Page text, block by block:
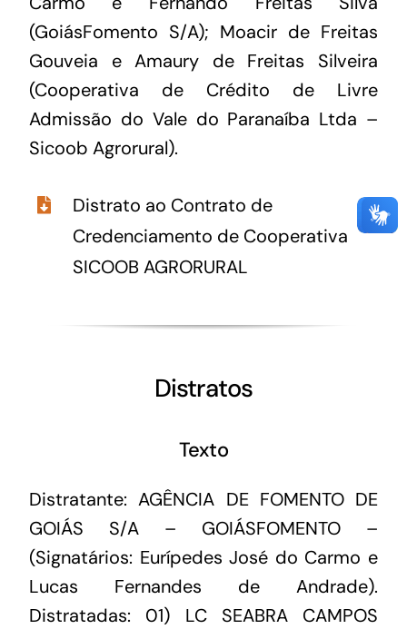
(GoiásFomento S/A); Moacir de Freitas
Gouveia e Amaury de Freitas Silveira
(Cooperativa de Crédito de Livre
Admissão do Vale do Paranaíba Ltda –
Sicoob Agrorural).
Distrato ao Contrato de
Credenciamento de Cooperativa
SICOOB AGRORURAL
Distratos
Texto
Distratante: AGÊNCIA DE FOMENTO DE
GOIÁS S/A – GOIÁSFOMENTO –
(Signatários: Eurípedes José do Carmo e
Lucas Fernandes de Andrade).
Distratadas: 01) LC SEABRA CAMPOS